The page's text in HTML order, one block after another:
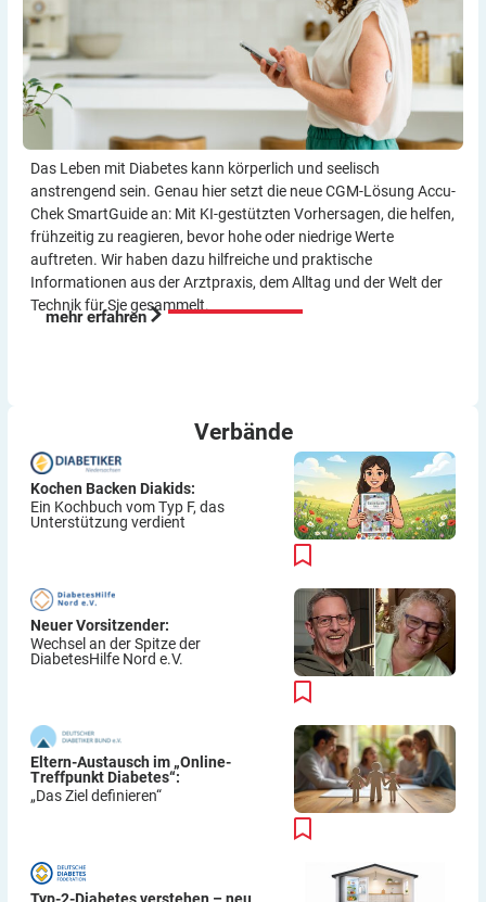
Das Leben mit Diabetes kann körperlich und seelisch
anstrengend sein. Genau hier setzt die neue CGM-Lösung Accu-
Chek SmartGuide an: Mit KI-gestützten Vorher­sagen, die helfen,
frühzeitig zu reagieren, bevor hohe oder niedrige Werte
auftreten. Wir haben dazu hilf­reiche und praktische
Informationen aus der Arzt­praxis, dem Alltag und der Welt der
Technik für Sie gesammelt.
mehr erfahren
Verbände
Kochen Backen Diakids:
Ein Kochbuch vom Typ F, das
Unterstützung verdient
Neuer Vorsitzender:
Wechsel an der Spitze der
DiabetesHilfe Nord e.V.
Eltern-Austausch im „Online-
Treffpunkt Diabetes“:
„Das Ziel definieren“
Typ-2-Diabetes verstehen – neu